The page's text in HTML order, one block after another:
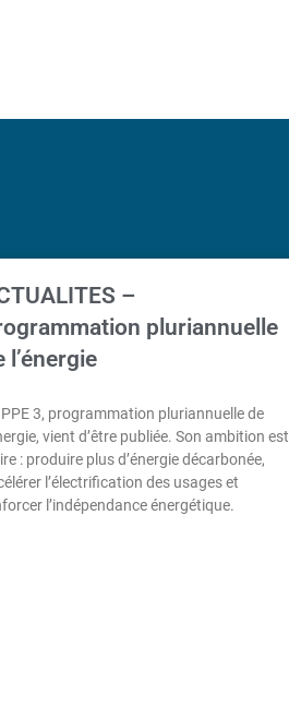
–
pluriannuelle
l’énergie
3, programmation pluriannuelle de
vient d’être publiée. Son ambition est
: produire plus d’énergie décarbonée,
l’électrification des usages et
l’indépendance énergétique.